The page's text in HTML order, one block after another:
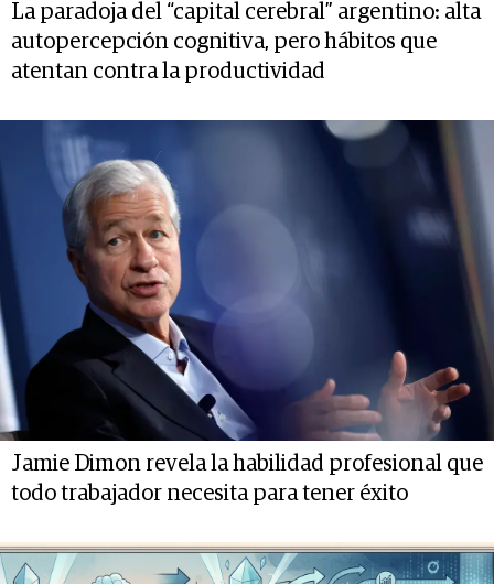
La paradoja del “capital cerebral” argentino: alta
autopercepción cognitiva, pero hábitos que
atentan contra la productividad
Jamie Dimon revela la habilidad profesional que
todo trabajador necesita para tener éxito